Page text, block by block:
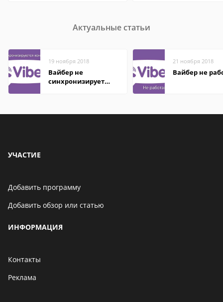
Актуальные статьи
19 ноября 2018
Вайбер не
синхронизирует
21 ноября 2018
Вайбер не
УЧАСТИЕ
Добавить программу
Добавить обзор или статью
ИНФОРМАЦИЯ
Контакты
Реклама